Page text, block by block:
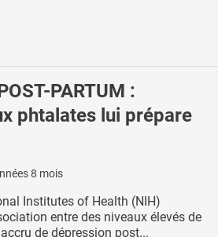
PARTUM :
phtalates lui prépare
8 mois
Institutes of Health (NIH)
entre des niveaux élevés de
de dépression post...